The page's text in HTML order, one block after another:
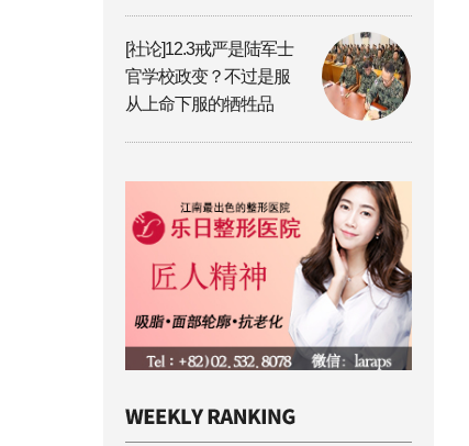
[社论]12.3戒严是陆军士
官学校政变？不过是服
从上命下服的牺牲品